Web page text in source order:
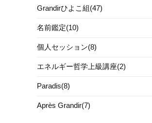
Grandirひよこ組(47)
名前鑑定(10)
個人セッション(8)
エネルギー哲学上級講座(2)
Paradis(8)
Après Grandir(7)